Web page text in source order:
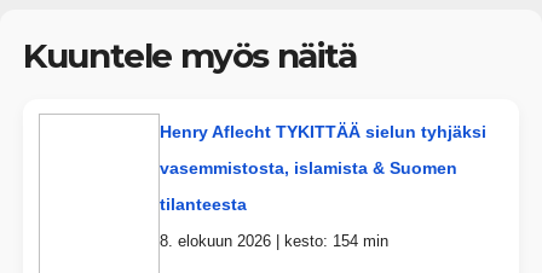
Kuuntele myös näitä
Henry Aflecht TYKITTÄÄ sielun tyhjäksi
vasemmistosta, islamista & Suomen
tilanteesta
8. elokuun 2026 | kesto: 154 min